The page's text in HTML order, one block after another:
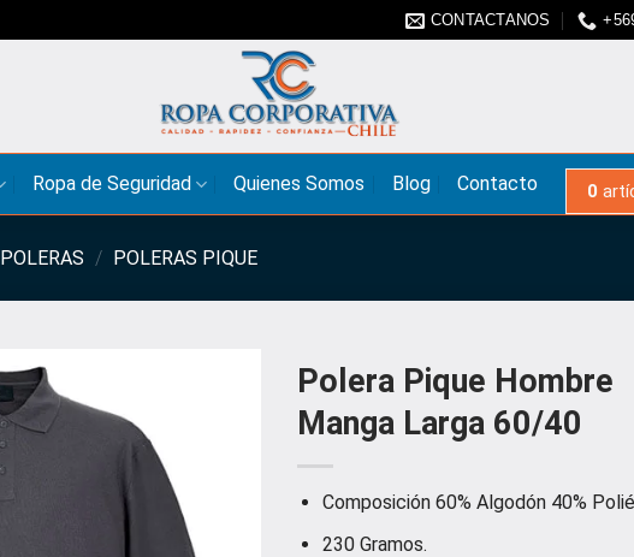
CONTACTANOS
Ropa de Seguridad Quienes Somos Blog Contacto 0
POLERAS / POLERAS PIQUE
Polera Pique Hombre
Manga Larga 60/40
Composición 60% Algodón 40%
230 Gramos.